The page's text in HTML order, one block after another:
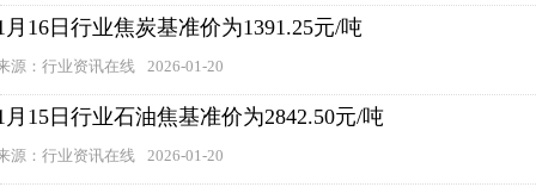
月16日行业焦炭基准价为1391.25元/吨
源：行业资讯在线 2026-01-20
月15日行业石油焦基准价为2842.50元/吨
源：行业资讯在线 2026-01-20